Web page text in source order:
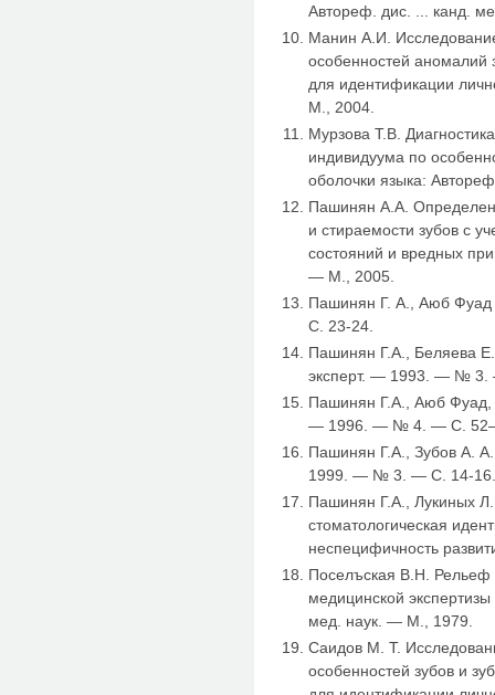
Автореф. дис. ... канд.
Манин А.И.
особенностей аномалий
для идентификации
М., 2004.
Мурзова Т.В.
индивидуума по
оболочки языка:
Пашинян А.А.
и стираемости зубов с
состояний и вредных
— М., 2005.
Пашинян Г. А., Аюб
С. 23-24.
Пашинян Г.А., Беляева
эксперт. — 1993. — №
Пашинян Г.А., Аюб Фуад,
— 1996. — № 4. — С.
Пашинян Г.А., Зубов А.
1999. — № 3. — С. 14-
Пашинян Г.А., Лукиных
стоматологическая
неспецифичность
Поселъская В.Н. Рельеф
медицинской
мед. наук. — М., 1979.
Саидов М. Т.
особенностей зубов и